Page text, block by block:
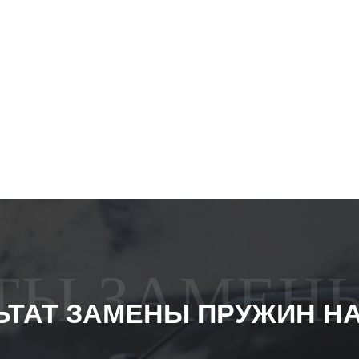
ЗАМЕНЫ ПРУЖИН